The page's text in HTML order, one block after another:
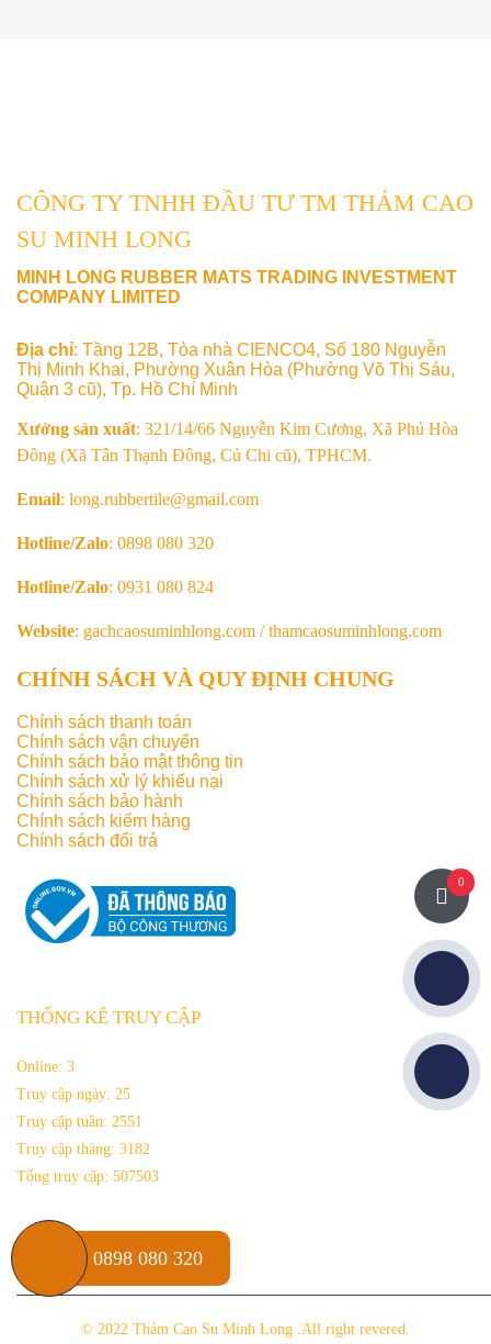
CÔNG TY TNHH ĐẦU TƯ TM THẢM CAO
SU MINH LONG
MINH LONG RUBBER MATS TRADING INVESTMENT
COMPANY LIMITED
Địa chỉ: Tầng 12B, Tòa nhà CIENCO4, Số 180 Nguyễn
Thị Minh Khai, Phường Xuân Hòa (Phường Võ Thị Sáu,
Quận 3 cũ), Tp. Hồ Chí Minh
Xưởng sản xuất: 321/14/66 Nguyễn Kim Cương, Xã Phú Hòa
Đông (Xã Tân Thạnh Đông, Củ Chi cũ), TPHCM.
Email: long.rubbertile@gmail.com
Hotline/Zalo: 0898 080 320
Hotline/Zalo: 0931 080 824
Website: gachcaosuminhlong.com / thamcaosuminhlong.com
CHÍNH SÁCH VÀ QUY ĐỊNH CHUNG
Chính sách thanh toán
Chính sách vận chuyển
Chính sách bảo mật thông tin
Chính sách xử lý khiếu nại
Chính sách bảo hành
Chính sách kiểm hàng
Chính sách đổi trả
THỐNG KÊ TRUY CẬP
Online: 3
Truy cập ngày: 25
Truy cập tuần: 2551
Truy cập tháng: 3182
Tổng truy cập: 507503
© 2022 Thảm Cao Su Minh Long .All right revered.
0
0898 080 320